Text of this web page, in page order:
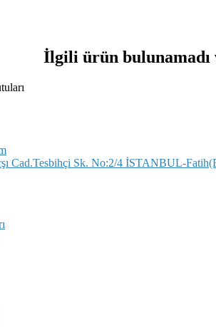
İlgili ürün bulunamadı
Cad.Tesbihçi Sk. No:2/4 İSTANBUL-